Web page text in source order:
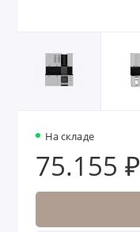
На складе
75.155 ₽